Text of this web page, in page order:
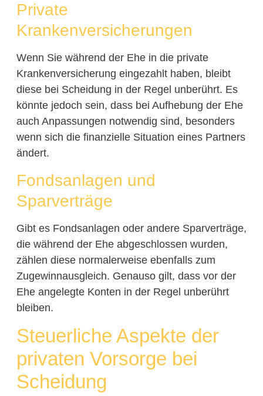
Private
Krankenversicherungen
Wenn Sie während der Ehe in die private
Krankenversicherung eingezahlt haben, bleibt
diese bei Scheidung in der Regel unberührt. Es
könnte jedoch sein, dass bei Aufhebung der Ehe
auch Anpassungen notwendig sind, besonders
wenn sich die finanzielle Situation eines Partners
ändert.
Fondsanlagen und
Sparverträge
Gibt es Fondsanlagen oder andere Sparverträge,
die während der Ehe abgeschlossen wurden,
zählen diese normalerweise ebenfalls zum
Zugewinnausgleich. Genauso gilt, dass vor der
Ehe angelegte Konten in der Regel unberührt
bleiben.
Steuerliche Aspekte der
privaten Vorsorge bei
Scheidung